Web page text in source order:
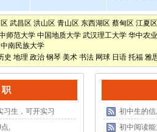
武昌区 洪山区 青山区 东西湖区 蔡甸区 江夏区
师范大学 中国地质大学 武汉理工大学 华中农
中南民族大学
史 地理 政治 钢琴 美术 书法 网球 日语 托福 雅
习生，可开实习
,
初中生的
初中阅读